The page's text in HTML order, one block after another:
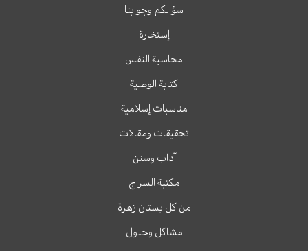
سؤالكم وجوابنا
إستخارة
محاسبة النفس
كتابة الوصية
مناسبات إسلامية
تحقيقات ومقالات
آداب وسنن
مكتبة السراج
من كل بستان زهرة
مشاكل وحلول